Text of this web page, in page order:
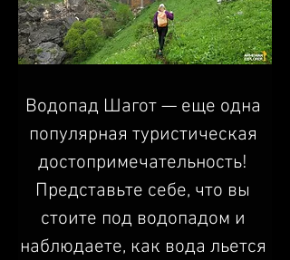
Водопад Шагот — еще одна
популярная туристическая
достопримечательность!
Представьте себе, что вы
стоите под водопадом и
наблюдаете, как вода льется